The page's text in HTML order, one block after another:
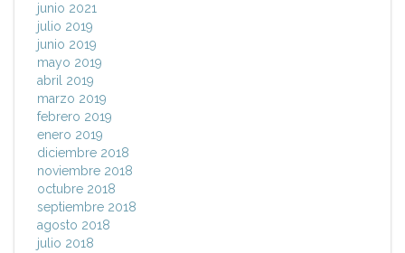
junio 2021
julio 2019
junio 2019
mayo 2019
abril 2019
marzo 2019
febrero 2019
enero 2019
diciembre 2018
noviembre 2018
octubre 2018
septiembre 2018
agosto 2018
julio 2018